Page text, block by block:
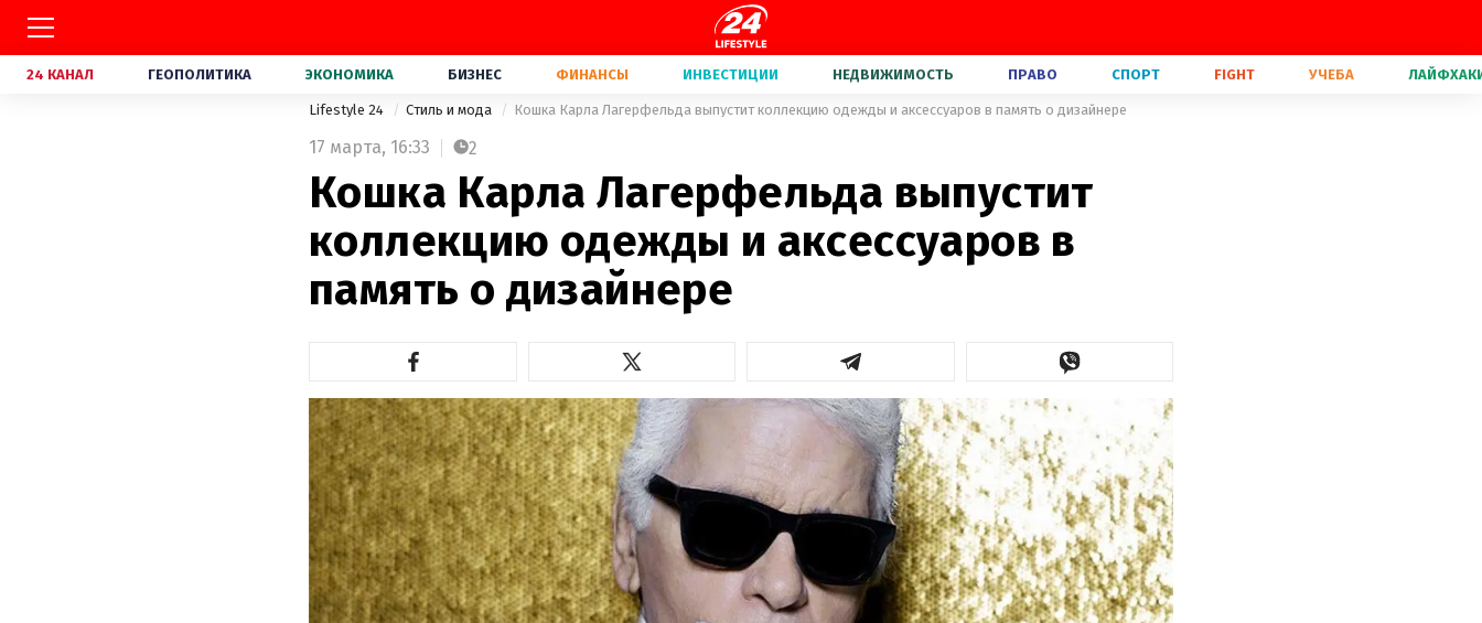
24 КАНАЛ ГЕОПОЛИТИКА ЭКОНОМИКА БИЗНЕС ФИНАНСЫ ИНВЕСТИЦИИ НЕДВИЖИМОСТЬ ПРАВО СПОРТ FIGHT УЧЕБА
Lifestyle 24 Стиль и мода Кошка Карла Лагерфельда выпустит коллекцию одежды и аксессуаров в память о дизайнере
17 марта, 16:33 2
Кошка Карла Лагерфельда выпустит
коллекцию одежды и аксессуаров в
память о дизайнере